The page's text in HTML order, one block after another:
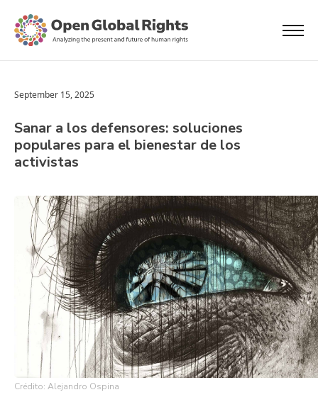
September 15, 2025
Sanar a los defensores: soluciones
populares para el bienestar de los
activistas
Crédito: Alejandro Ospina